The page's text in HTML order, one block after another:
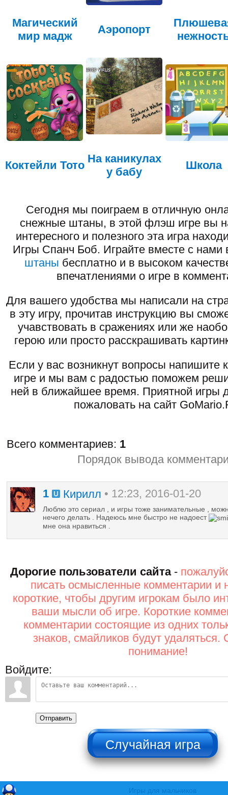
Магический
мир мадж
Аэропорт
Коктейли Тото
На каникулах
у бабу
Школа
Сегодня мы поиграем в отличную
снежные штаны, в этой флэш игре вы
интересного и полезного эта игра
Игры Спанч Боб. Играйте вместе с нами
штаны бесплатно и в высоком
впечатлениями о игре в
Для вашего удобства мы написали на
в эту игру, прочитав инструкцию вы
учавствовать в сражениях или же
герою или просто расскрашивать
Если у вас возникнут вопросы напишите
игре и мы вам с радостью поможем
ней в ближайшее время. Приятной игры
пожаловать на сайт
Всего комментариев: 1
Порядок вывода
1 Кирилл • 12:23, 2016-01-20
Люблю это сериал , и игры тоже занимательные ,
нечего делать . Надеюсь мне быстро не надоест
мне она нравиться .
Дорогие пользователи сайта-
писать осмысленные комментарии и
короткие, чтобы другим игрокам было
ваши мысли об игре. Короткие
комментарии состоящие из одних
знаков, смайликов будут удаляться.
понимание!
Войдите:
Отправить
НЕ НАЖИМАТЬ!!!
Игры для мальчиков